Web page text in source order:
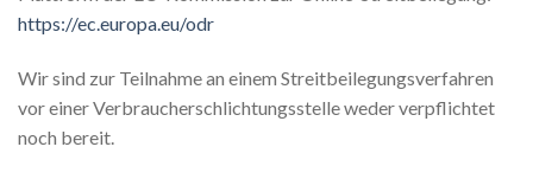
https://ec.europa.eu/odr
Wir sind zur Teilnahme an einem Streitbeilegungsverfahren
vor einer Verbraucherschlichtungsstelle weder verpflichtet
noch bereit.